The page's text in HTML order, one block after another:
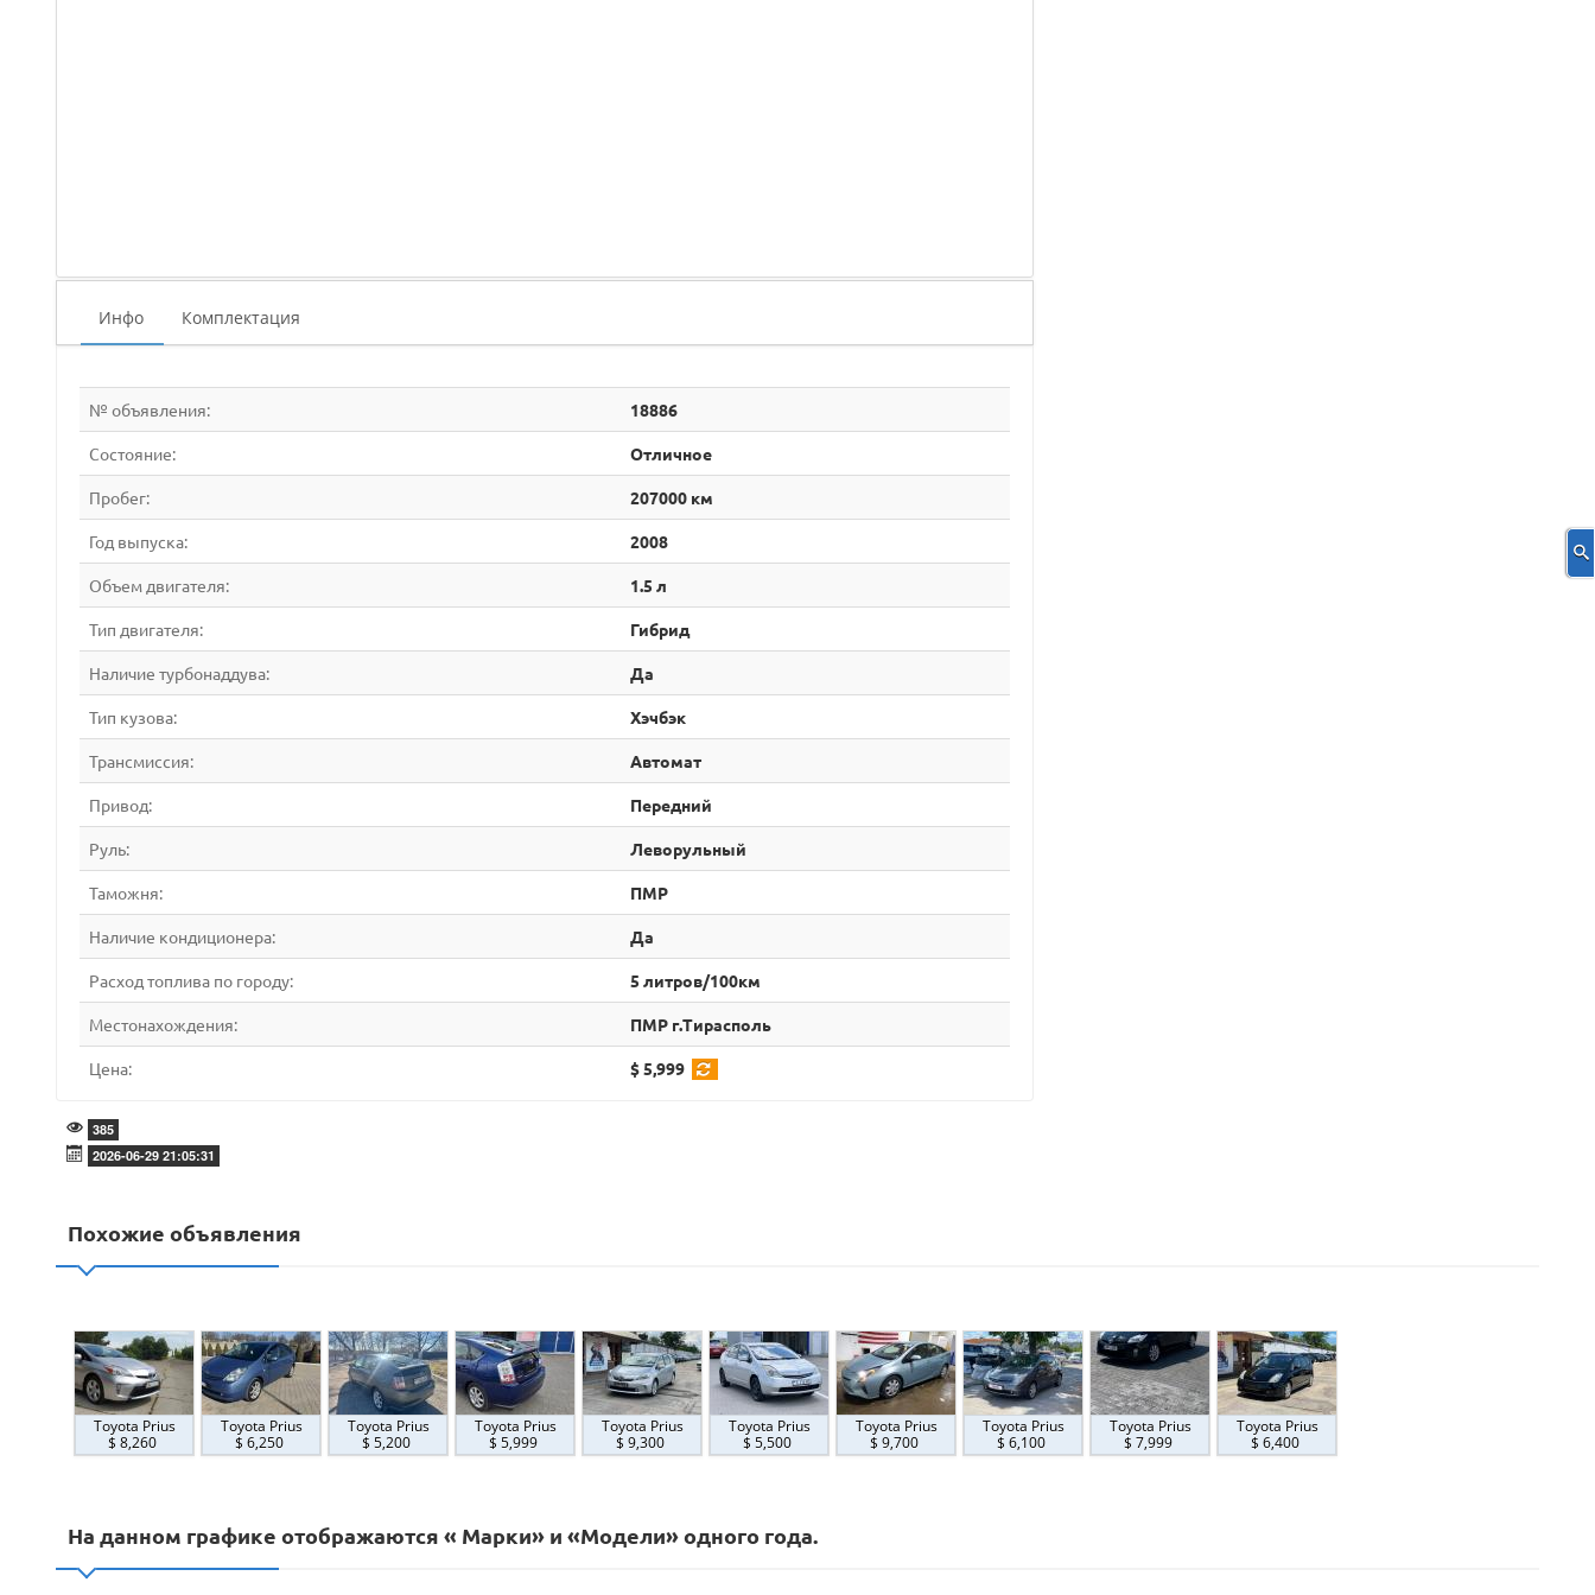
Инфо Комплектация
№ объявления: 18886
Состояние: Отличное
Пробег: 207000 км
Год выпуска: 2008
Объем двигателя: 1.5 л
Тип двигателя: Гибрид
Наличие турбонаддува: Да
Тип кузова: Хэчбэк
Трансмиссия: Автомат
Привод: Передний
Руль: Леворульный
Таможня: ПМР
Наличие кондиционера: Да
Расход топлива по городу: 5 литров/100км
Местонахождения: ПМР г.Тирасполь
Цена: $ 5,999
385
2026-06-29 21:05:31
Похожие объявления
Toyota Prius
$ 8,260
Toyota Prius
$ 6,250
Toyota Prius
$ 5,200
Toyota Prius
$ 5,999
Toyota Prius
$ 9,300
Toyota Prius
$ 5,500
Toyota Prius
$ 9,700
Toyota Prius
$ 6,100
Toyota Prius
$ 7,999
Toyota Prius
$ 6,400
На данном графике отображаются « Марки» и «Модели» одного года.